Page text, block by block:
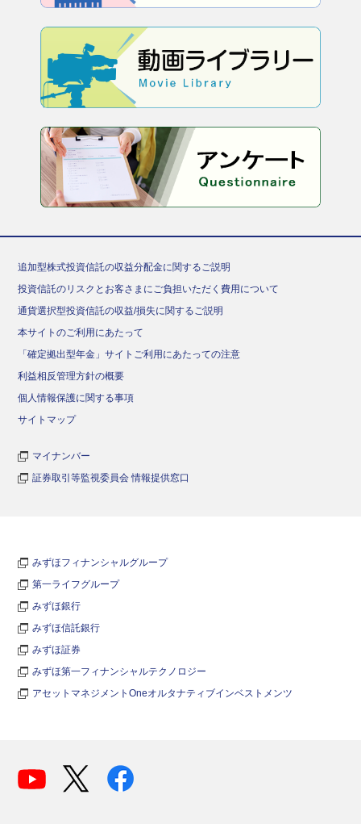
追加型株式投資信託の収益分配金に関するご説明
投資信託のリスクとお客さまにご負担いただく費用について
通貨選択型投資信託の収益/損失に関するご説明
本サイトのご利用にあたって
「確定拠出型年金」サイトご利用にあたっての注意
利益相反管理方針の概要
個人情報保護に関する事項
サイトマップ
マイナンバー
証券取引等監視委員会 情報提供窓口
みずほフィナンシャルグループ
第一ライフグループ
みずほ銀行
みずほ信託銀行
みずほ証券
みずほ第一フィナンシャルテクノロジー
アセットマネジメントOneオルタナティブインベストメンツ